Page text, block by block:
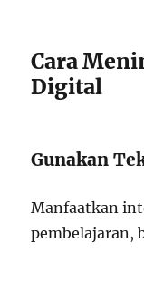
Cara
Digital
Gunakan
Manfaatkan
pembelajaran,